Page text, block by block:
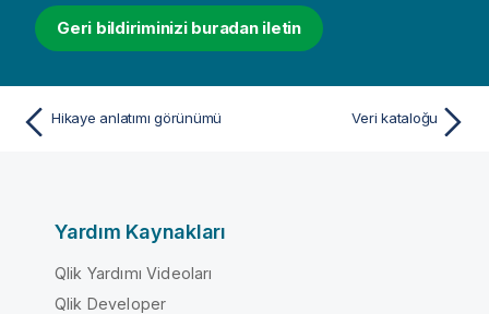
Geri bildiriminizi buradan iletin
Hikaye anlatımı görünümü Veri kataloğu
Yardım Kaynakları
Qlik Yardımı Videoları
Qlik Developer